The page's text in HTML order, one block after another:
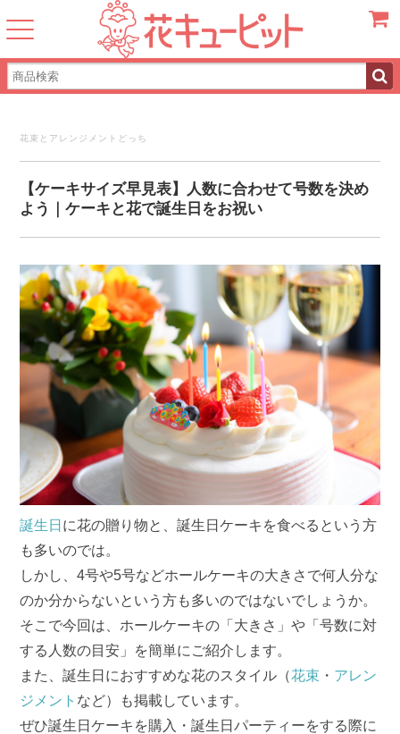
花束とアレンジメントどっち
【ケーキサイズ早見表】人数に合わせて号数を決め
よう｜ケーキと花で誕生日をお祝い
誕生日 に花の贈り物と、誕生日ケーキを食べるという方
も多いのでは。
しかし、4号や5号などホールケーキの大きさで何人分な
のか分からないという方も多いのではないでしょうか。
そこで今回は、ホールケーキの「大きさ」や「号数に対
する人数の目安」を簡単にご紹介します。
また、誕生日におすすめな花のスタイル（花束 ・ アレン
ジメント など）も掲載しています。
ぜひ誕生日ケーキを購入・誕生日パーティーをする際に